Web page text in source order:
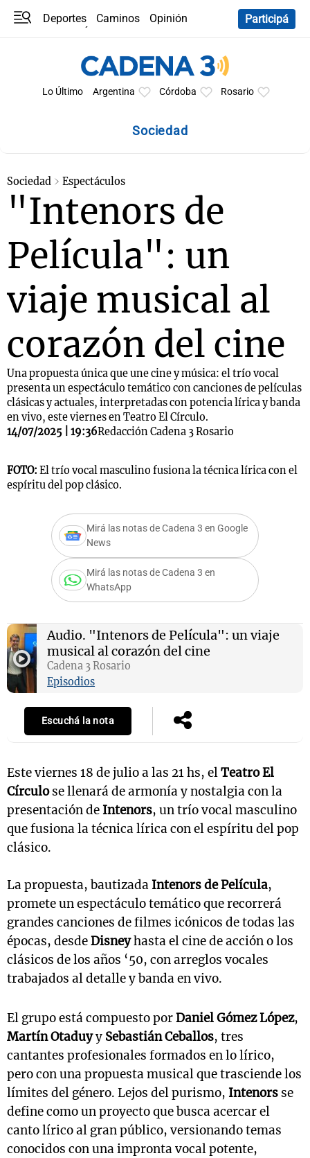
Deportes Caminos
Opinión
Participá
Lo Último Argentina Córdoba Rosario
Sociedad
Sociedad Espectáculos
"Intenors de
Película": un
viaje musical al
corazón del cine
Una propuesta única que une cine y música: el trío vocal
presenta un espectáculo temático con canciones de películas
clásicas y actuales, interpretadas con potencia lírica y banda
en vivo, este viernes en Teatro El Círculo.
14/07/2025 | 19:36Redacción Cadena 3 Rosario
FOTO: El trío vocal masculino fusiona la técnica lírica con el
espíritu del pop clásico.
Mirá las notas de Cadena 3 en Google
News
Mirá las notas de Cadena 3 en
WhatsApp
Audio. "Intenors de Película": un viaje
musical al corazón del cine
Cadena 3 Rosario
Episodios
Escuchá la nota
Este viernes 18 de julio a las 21 hs, elTeatro El
Círculose llenará de armonía y nostalgia con la
presentación de Intenors, un trío vocal masculino
que fusiona la técnica lírica con el espíritu del pop
clásico.
La propuesta, bautizada Intenors de Película,
promete un espectáculo temático que recorrerá
grandes canciones de filmes icónicos de todas las
épocas, desdeDisneyhasta el cine de acción o los
clásicos de los años ‘50, con arreglos vocales
trabajados al detalle y banda en vivo.
El grupo está compuesto porDaniel Gómez López,
Martín Otaduyy Sebastián Ceballos, tres
cantantes profesionales formados en lo lírico,
pero con una propuesta musical que trasciende los
límites del género. Lejos del purismo, Intenors se
define como un proyecto que busca acercar el
canto lírico al gran público, versionando temas
conocidos con una impronta vocal potente,
Mundial 2026